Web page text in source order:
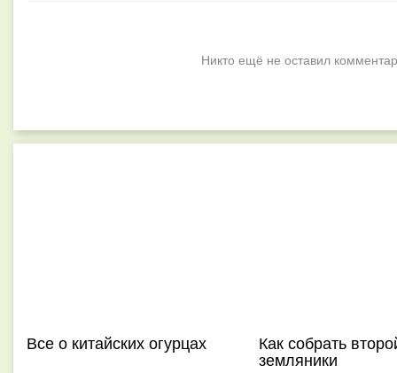
Никто ещё не оставил
Все о китайских огурцах Как собрать
земляники